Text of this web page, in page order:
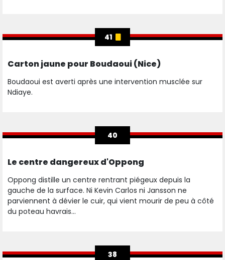
41
Carton jaune pour Boudaoui (Nice)
Boudaoui est averti après une intervention musclée sur
Ndiaye.
40
Le centre dangereux d'Oppong
Oppong distille un centre rentrant piégeux depuis la
gauche de la surface. Ni Kevin Carlos ni Jansson ne
parviennent à dévier le cuir, qui vient mourir de peu à côté
du poteau havrais...
38